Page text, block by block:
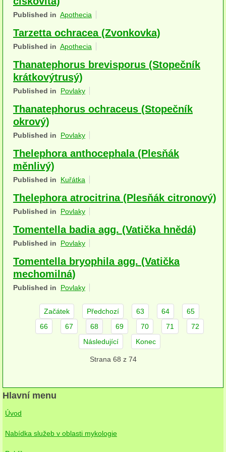
Houby (Fotogalerie)
podle typu plodnic
na dřevě
mykorhizni
terestrické saprotrofní
fungikolní
šišky, plody, květy
koprofilní
lichenizované
herbikolní-jednoděložné
herbikolní-kapraďorosty
Perithecia nestromatická
Published in Apothecia
Tarzetta ochracea (Zvonkovka)
Published in Apothecia
Thanatephorus brevisporus (Stopečník
krátkovýtrusý)
Published in Povlaky
Thanatephorus ochraceus (Stopečník
okrový)
Published in Povlaky
Thelephora anthocephala (Plesňák
měnlivý)
Published in Kuřátka
Thelephora atrocitrina (Plesňák citronový)
Published in Povlaky
Tomentella badia agg. (Vatička hnědá)
Published in Povlaky
Tomentella bryophila agg. (Vatička
mechomilná)
Published in Povlaky
Začátek Předchozí 63 64
65
66
67 68 69 70 71
72
Následující
Konec
Strana 68 z 74
Hlavní menu
Úvod
Nabídka služeb v oblasti mykologie